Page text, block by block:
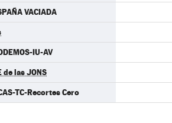
VACIADA
IU-AV
de las JONS
TC-Recortes Cero